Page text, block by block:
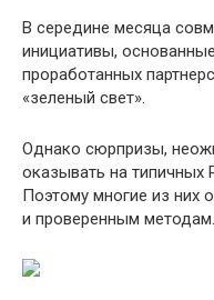
В середине месяца
инициативы,
проработанных
«зеленый свет».
Однако сюрпризы,
оказывать на типичных
Поэтому многие из них
и проверенным методам.